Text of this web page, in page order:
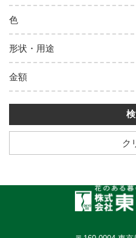
色
形状・用途
金額
ク